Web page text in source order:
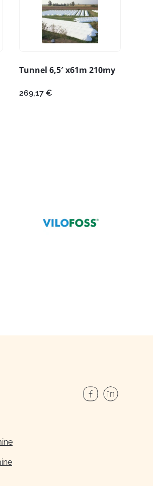
Tunnel 6,5′ x61m 210my
269,17 €